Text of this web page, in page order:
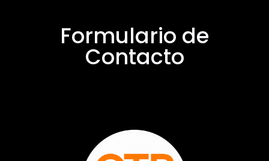
Formulario de
Contacto